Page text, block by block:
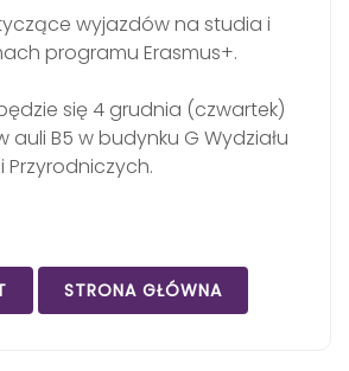
wyjazdów na studia i
programu Erasmus+.
się 4 grudnia (czwartek)
auli B5 w budynku G Wydziału
Przyrodniczych.
STRONA GŁÓWNA